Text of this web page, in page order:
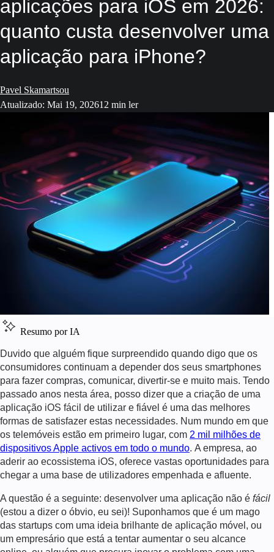
aplicações para iOS em 2026:
quanto custa desenvolver uma
aplicação para iPhone?
Pavel Skamartsou
Atualizado: Mai 19, 202612 min ler
Resumo por IA
Duvido que alguém fique surpreendido quando digo que os
consumidores continuam a depender dos seus smartphones
para fazer compras, comunicar, divertir-se e muito mais. Tendo
passado anos nesta área, posso dizer que a criação de uma
aplicação iOS fácil de utilizar e fiável é uma das melhores
formas de satisfazer estas necessidades. Num mundo em que
os telemóveis estão em primeiro lugar, com 2 mil milhões de
dispositivos Apple activos em todo o mundo. A empresa, ao
aderir ao ecossistema iOS, oferece vastas oportunidades para
chegar a uma base de utilizadores empenhada e afluente.
A questão é a seguinte: desenvolver uma aplicação não é fácil
(estou a dizer o óbvio, eu sei)! Suponhamos que é um mago
das startups com uma ideia brilhante de aplicação móvel, ou
um empresário que está a tentar aumentar o seu alcance